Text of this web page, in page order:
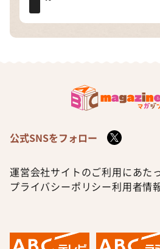
公式SNSをフォロー
運営会社サイトのご利用にあた
プライバシーポリシー利用者情